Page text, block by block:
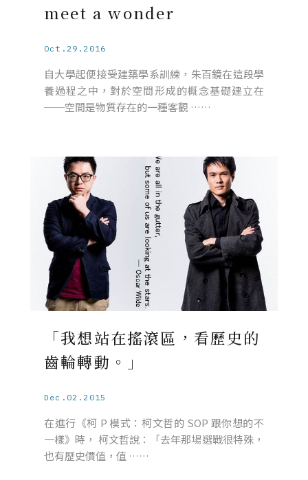
meet a wonder
Oct.29.2016
自大學起便接受建築學系訓練，朱百鏡在這段學
養過程之中，對於空間形成的概念基礎建立在
──空間是物質存在的一種客觀 ……
「我想站在搖滾區，看歷史的
齒輪轉動。」
Dec.02.2015
在進行《柯 P 模式：柯文哲的 SOP 跟你想的不
一樣》時， 柯文哲說：「去年那場選戰很特殊，
也有歷史價值，值 ……